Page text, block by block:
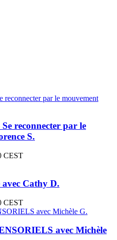
reconnecter par le
S.
CEST
avec Cathy D.
CEST
avec Michèle